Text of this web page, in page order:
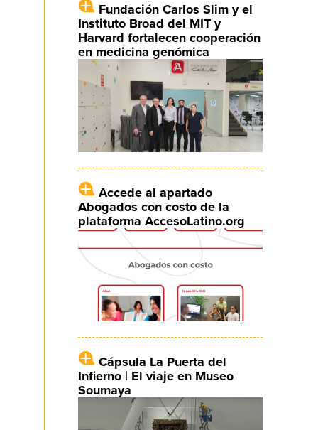
Fundación Carlos Slim y el
Instituto Broad del MIT y
Harvard fortalecen cooperación
en medicina genómica
Accede al apartado
Abogados con costo de la
plataforma AccesoLatino.org
Cápsula La Puerta del
Infierno | El viaje en Museo
Soumaya